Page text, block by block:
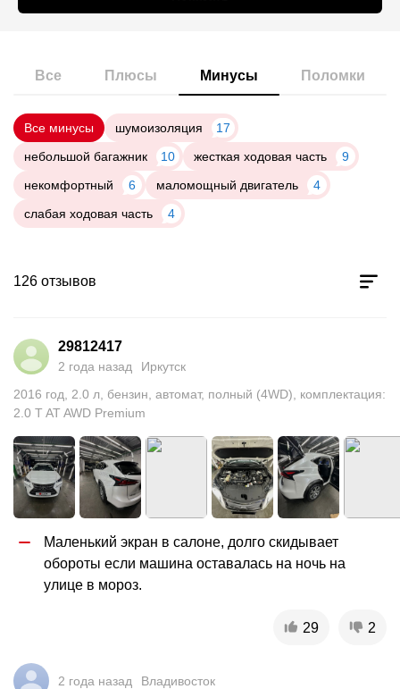
Все Плюсы Минусы Поломки
Все минусы шумоизоляция
17
небольшой багажник
10 жесткая ходовая часть
9
некомфортный
6 маломощный двигатель
4
слабая ходовая часть
4
126 отзывов
29812417
2 года назад
Иркутск
2016 год 2.0 л бензин автомат, полный (4WD)
комплектация:
2.0 T AT AWD Premium
Маленький экран в салоне, долго скидывает
обороты если машина оставалась на ночь на
улице в мороз.
29 2
2 года назад Владивосток